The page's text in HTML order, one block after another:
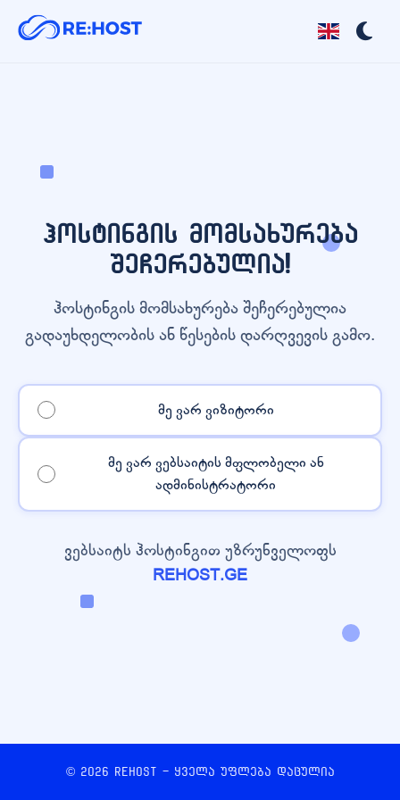
ჰოსტინგის მომსახურება
შეჩერებულია!
ჰოსტინგის მომსახურება შეჩერებულია
გადაუხდელობის ან წესების დარღვევის გამო.
მე ვარ ვიზიტორი
მე ვარ ვებსაიტის მფლობელი ან
ადმინისტრატორი
ვებსაიტს ჰოსტინგით უზრუნველოფს
REHOST.GE
© 2026 REHOST - ყველა უფლება დაცულია